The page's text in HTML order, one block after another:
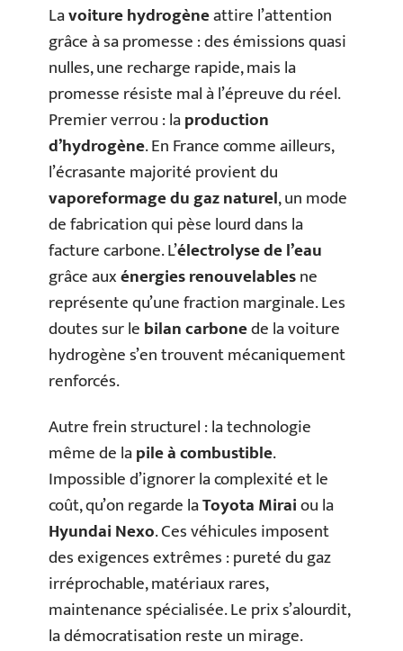
Lavoiture hydrogèneattire l’attention
grâce à sa promesse : des émissions quasi
nulles, une recharge rapide, mais la
promesse résiste mal à l’épreuve du réel.
Premier verrou : laproduction
d’hydrogène. En France comme ailleurs,
l’écrasante majorité provient du
vaporeformage du gaz naturel, un mode
de fabrication qui pèse lourd dans la
facture carbone. L’électrolyse de l’eau
grâce auxénergies renouvelablesne
représente qu’une fraction marginale. Les
doutes sur lebilan carbonede la voiture
hydrogène s’en trouvent mécaniquement
renforcés.
Autre frein structurel : la technologie
même de lapile à combustible.
Impossible d’ignorer la complexité et le
coût, qu’on regarde laToyota Miraiou la
Hyundai Nexo. Ces véhicules imposent
des exigences extrêmes : pureté du gaz
irréprochable, matériaux rares,
maintenance spécialisée. Le prix s’alourdit,
la démocratisation reste un mirage.